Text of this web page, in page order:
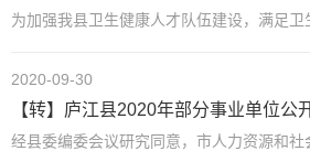
2020-09-30